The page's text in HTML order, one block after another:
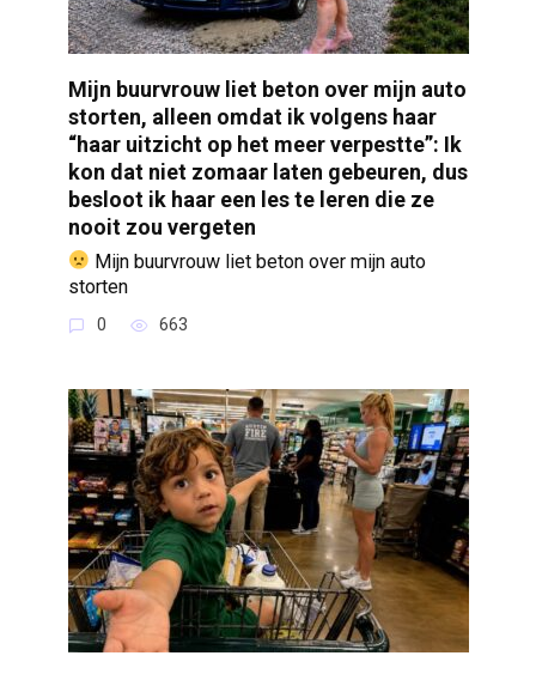
Mijn buurvrouw liet beton over mijn auto
storten, alleen omdat ik volgens haar
“haar uitzicht op het meer verpestte”: Ik
kon dat niet zomaar laten gebeuren, dus
besloot ik haar een les te leren die ze
nooit zou vergeten
Mijn buurvrouw liet beton over mijn auto
storten
0 663